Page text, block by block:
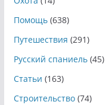
Помощь(638)
Путешествия (291)
Русский спаниель(45)
Статьи (163)
Строительство(74)